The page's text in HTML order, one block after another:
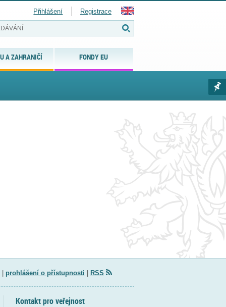
A ZAHRANIČÍ FONDY EU
Přihlášení Registrace
prohlášení o přístupnosti RSS
Kontakt pro veřejnost